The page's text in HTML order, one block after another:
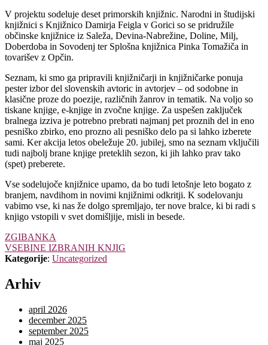
V projektu sodeluje deset primorskih knjižnic. Narodni in študijski
knjižnici s Knjižnico Damirja Feigla v Gorici so se pridružile
občinske knjižnice iz Saleža, Devina-Nabrežine, Doline, Milj,
Doberdoba in Sovodenj ter Splošna knjižnica Pinka Tomažiča in
tovarišev z Opčin.
Seznam, ki smo ga pripravili knjižničarji in knjižničarke ponuja
pester izbor del slovenskih avtoric in avtorjev – od sodobne in
klasične proze do poezije, različnih žanrov in tematik. Na voljo so
tiskane knjige, e-knjige in zvočne knjige. Za uspešen zaključek
bralnega izziva je potrebno prebrati najmanj pet proznih del in eno
pesniško zbirko, eno prozno ali pesniško delo pa si lahko izberete
sami. Ker akcija letos obeležuje 20. jubilej, smo na seznam vključili
tudi najbolj brane knjige preteklih sezon, ki jih lahko prav tako
(spet) preberete.
Vse sodelujoče knjižnice upamo, da bo tudi letošnje leto bogato z
branjem, navdihom in novimi knjižnimi odkritji. K sodelovanju
vabimo vse, ki nas že dolgo spremljajo, ter nove bralce, ki bi radi s
knjigo vstopili v svet domišljije, misli in besede.
ZGIBANKA
VSEBINE IZBRANIH KNJIG
Kategorije: Uncategorized
Arhiv
april 2026
december 2025
september 2025
maj 2025